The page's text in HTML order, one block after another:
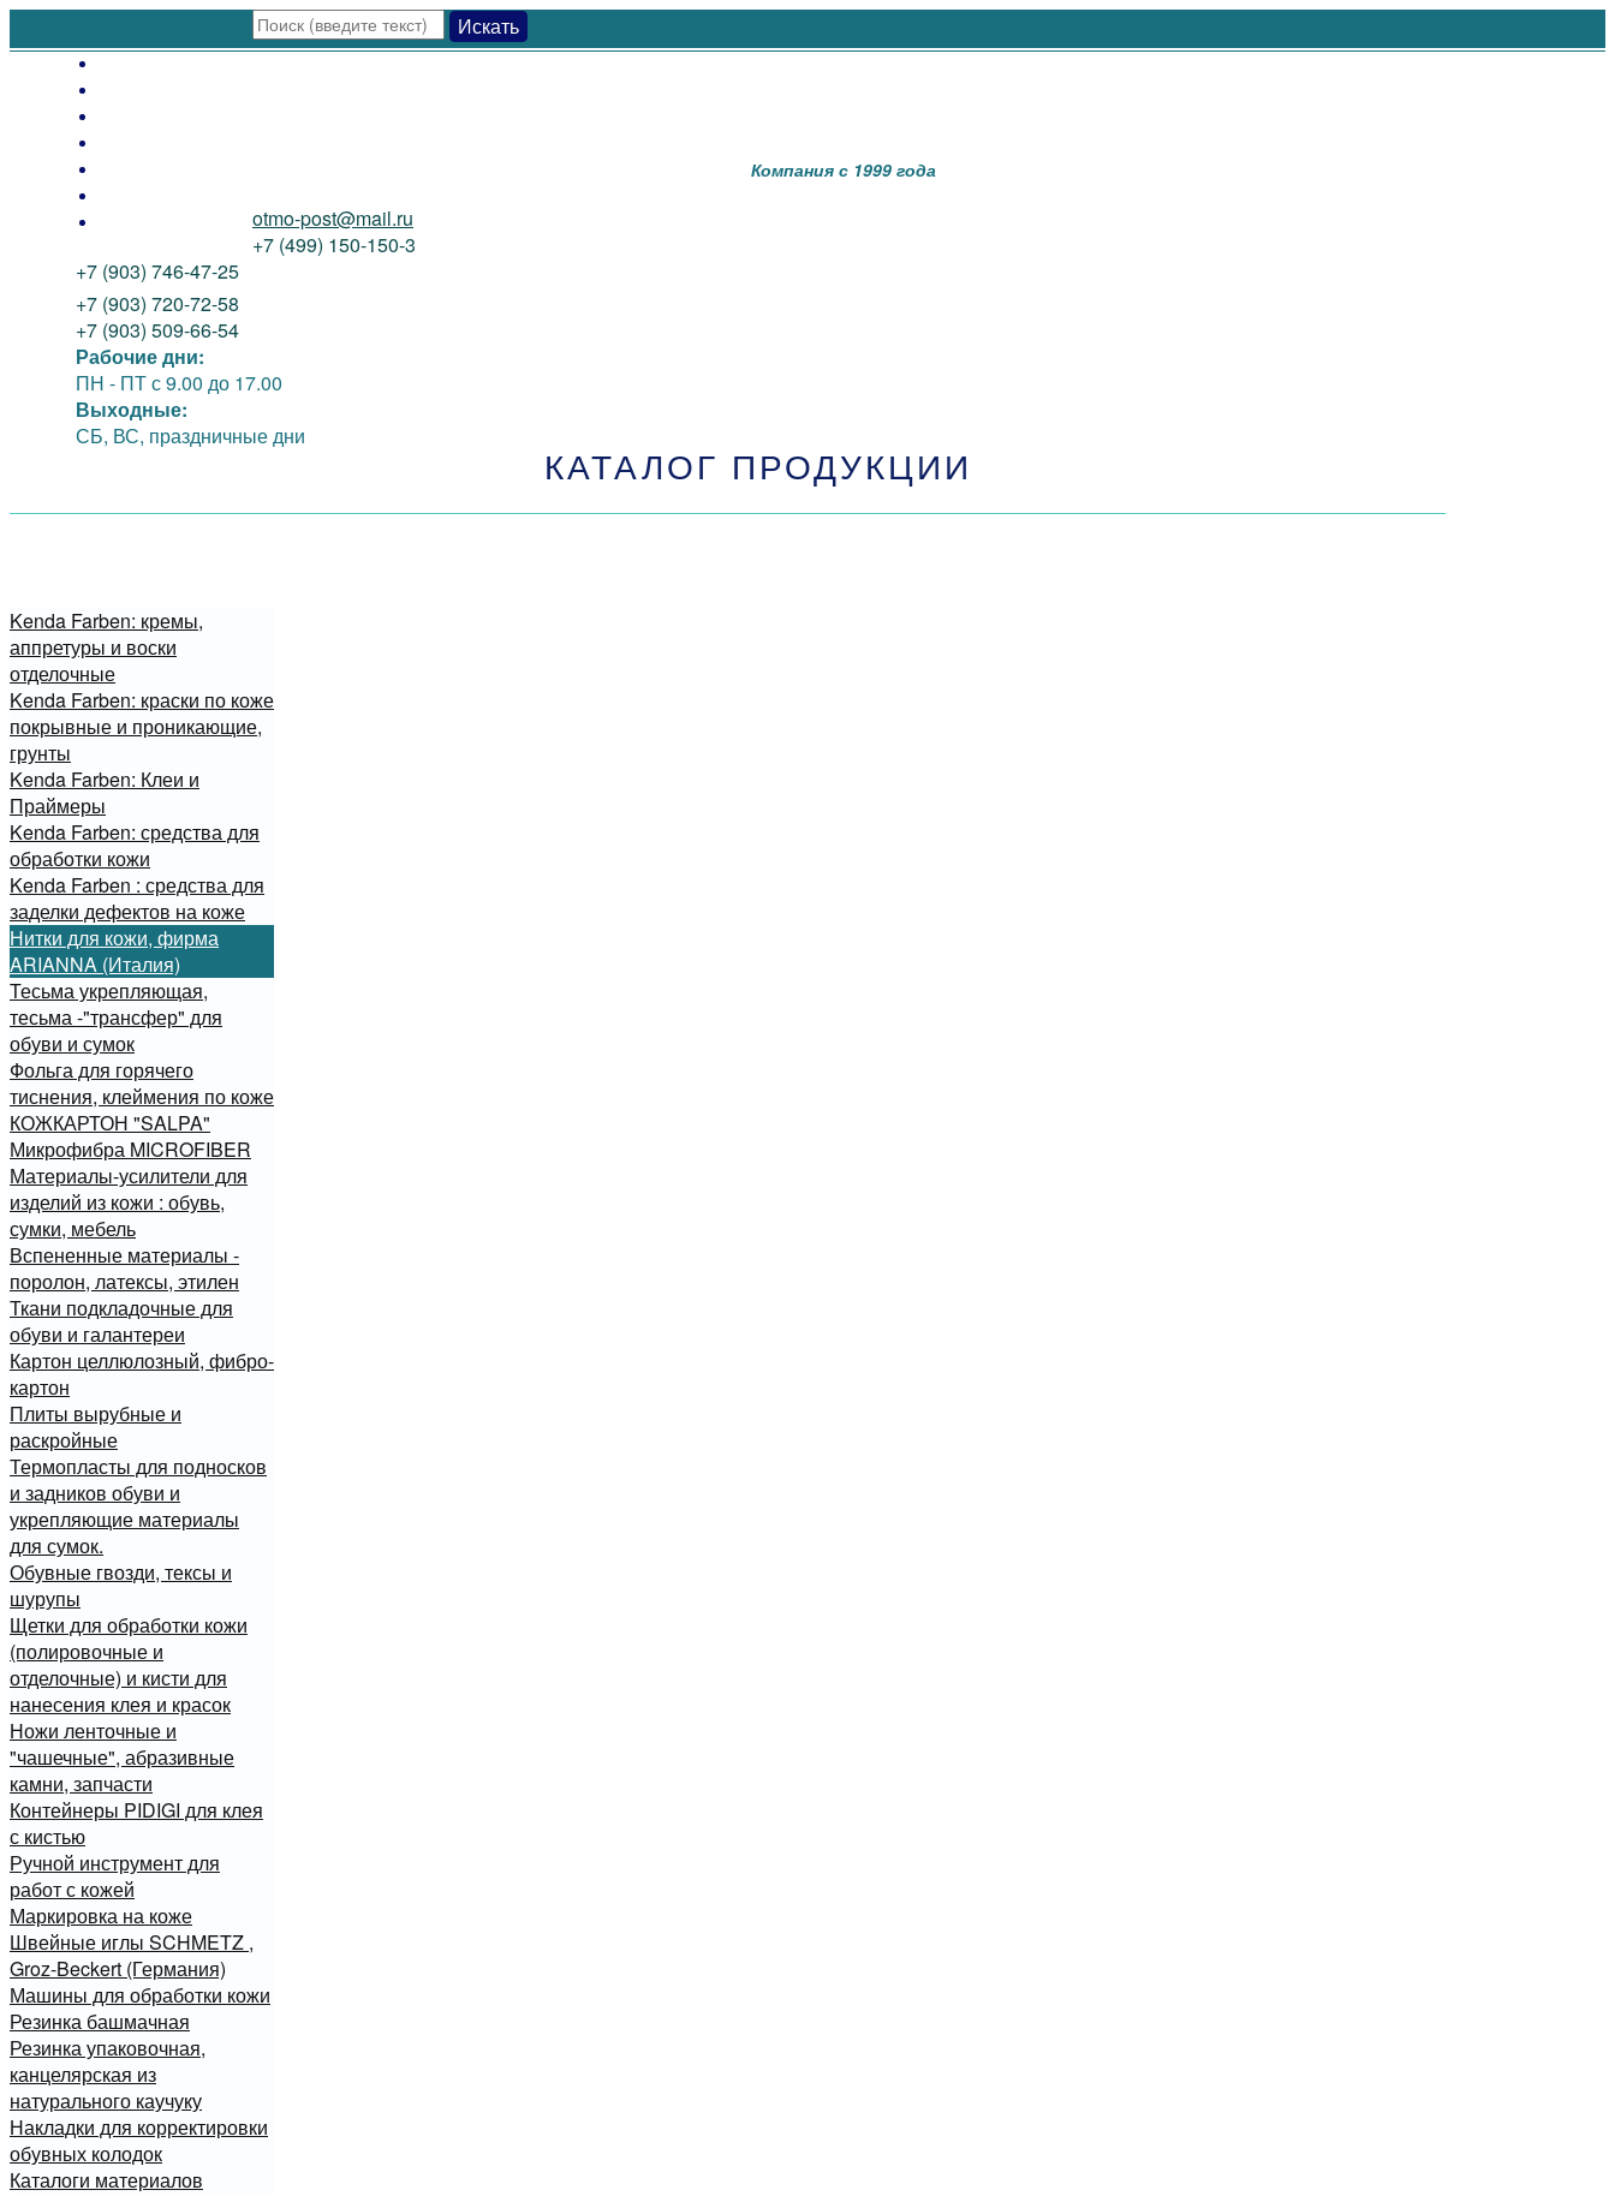
Искать
Компания с 1999 года
otmo-post@mail.ru
+7 (499) 150-150-3
+7 (903) 746-47-25
+7 (903) 720-72-58
+7 (903) 509-66-54
Рабочие дни:
ПН - ПТс 9.00 до 17.00
Выходные:
СБ, ВС, праздничные дни
КАТАЛОГ ПРОДУКЦИИ
Kenda Farben: кремы,
аппретуры и воски
отделочные
Kenda Farben: краски по коже
покрывные и проникающие,
грунты
Kenda Farben: Клеи и
Праймеры
Kenda Farben: средства для
обработки кожи
Kenda Farben : средства для
заделки дефектов на коже
Нитки для кожи, фирма
ARIANNA (Италия)
Тесьма укрепляющая,
тесьма -"трансфер" для
обуви и сумок
Фольга для горячего
тиснения, клеймения по коже
КОЖКАРТОН "SALPA"
Микрофибра MICROFIBER
Материалы-усилители для
изделий из кожи : обувь,
сумки, мебель
Вспененные материалы -
поролон, латексы, этилен
Ткани подкладочные для
обуви и галантереи
Картон целлюлозный, фибро-
картон
Плиты вырубные и
раскройные
Термопласты для подносков
и задников обуви и
укрепляющие материалы
для сумок.
Обувные гвозди, тексы и
шурупы
Щетки для обработки кожи
(полировочные и
отделочные) и кисти для
нанесения клея и красок
Ножи ленточные и
"чашечные", абразивные
камни, запчасти
Контейнеры PIDIGI для клея
с кистью
Ручной инструмент для
работ с кожей
Маркировка на коже
Швейные иглы SCHMETZ ,
Groz-Beckert (Германия)
Машины для обработки кожи
Резинка башмачная
Резинка упаковочная,
канцелярская из
натурального каучуку
Накладки для корректировки
обувных колодок
Каталоги материалов